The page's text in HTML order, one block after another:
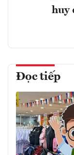
huy
Đọc tiếp